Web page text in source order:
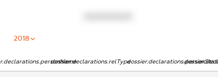
2018
dossier.declarations.relType